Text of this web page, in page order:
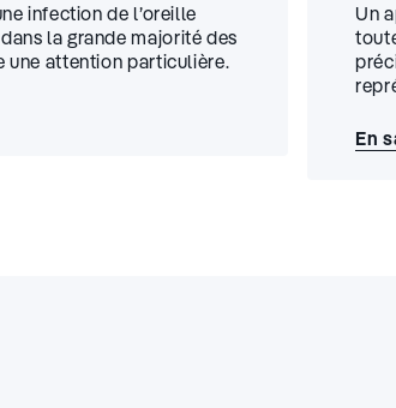
infection de l’oreille
la grande majorité des
une attention particulière.
Un
En
: